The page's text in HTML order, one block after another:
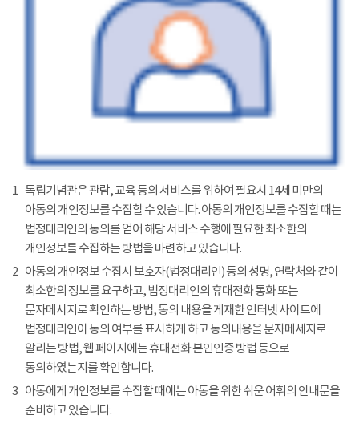
1 독립기념관은 관람, 교육 등의 서비스를 위하여 필요시 14세 미만의
아동의 개인정보를 수집할 수 있습니다. 아동의 개인정보를 수집할 때는
법정대리인의 동의를 얻어 해당 서비스 수행에 필요한 최소한의
개인정보를 수집하는 방법을 마련하고 있습니다.
2 아동의 개인정보 수집시 보호자(법정대리인) 등의 성명, 연락처와 같이
최소한의 정보를 요구하고, 법정대리인의 휴대전화 통화 또는
문자메시지로 확인하는 방법, 동의 내용을 게재한 인터넷 사이트에
법정대리인이 동의 여부를 표시하게 하고 동의내용을 문자메세지로
알리는 방법, 웹 페이지에는 휴대전화 본인인증 방법 등으로
동의하였는지를 확인합니다.
3 아동에게 개인정보를 수집할 때에는 아동을 위한 쉬운 어휘의 안내문을
준비하고 있습니다.